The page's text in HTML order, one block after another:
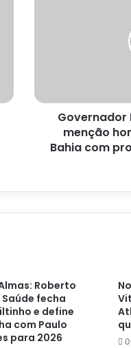
Bahia
programa
Bolsa
Governador
menção
Bahia com
Roberto
fecha
e define
com Paulo
para 2026